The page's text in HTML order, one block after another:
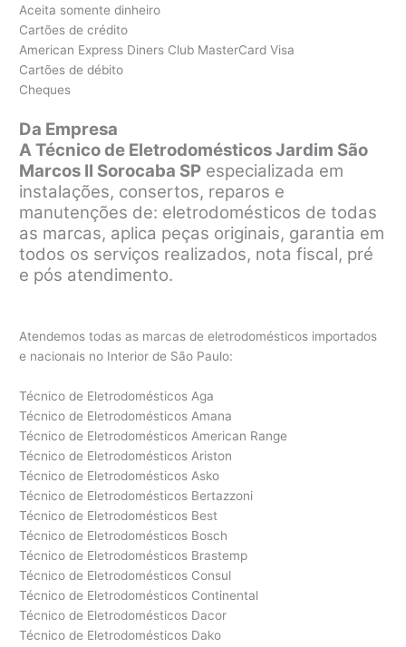
Aceita somente dinheiro
Cartões de crédito
American Express Diners Club MasterCard Visa
Cartões de débito
Cheques
Da Empresa
A Técnico de Eletrodomésticos Jardim São
Marcos II Sorocaba SP especializada em
instalações, consertos, reparos e
manutenções de: eletrodomésticos de todas
as marcas, aplica peças originais, garantia em
todos os serviços realizados, nota fiscal, pré
e pós atendimento.
Atendemos todas as marcas de eletrodomésticos importados
e nacionais no Interior de São Paulo:
Técnico de Eletrodomésticos Aga
Técnico de Eletrodomésticos Amana
Técnico de Eletrodomésticos American Range
Técnico de Eletrodomésticos Ariston
Técnico de Eletrodomésticos Asko
Técnico de Eletrodomésticos Bertazzoni
Técnico de Eletrodomésticos Best
Técnico de Eletrodomésticos Bosch
Técnico de Eletrodomésticos Brastemp
Técnico de Eletrodomésticos Consul
Técnico de Eletrodomésticos Continental
Técnico de Eletrodomésticos Dacor
Técnico de Eletrodomésticos Dako